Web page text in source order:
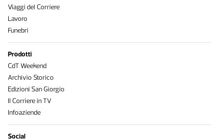
Viaggi del Corriere
Lavoro
Funebri
Prodotti
CdT Weekend
Archivio Storico
Edizioni San Giorgio
Il Corriere in TV
Infoaziende
Social